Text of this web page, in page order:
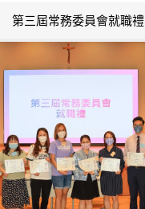
第三屆常務委員會就職禮